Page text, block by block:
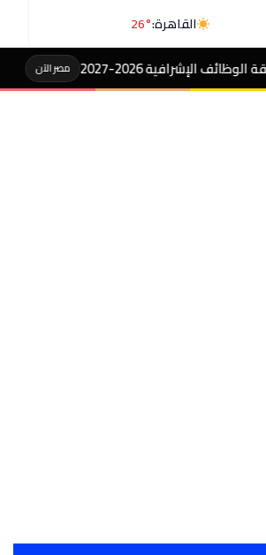
القاهرة:26°
مصر الآن